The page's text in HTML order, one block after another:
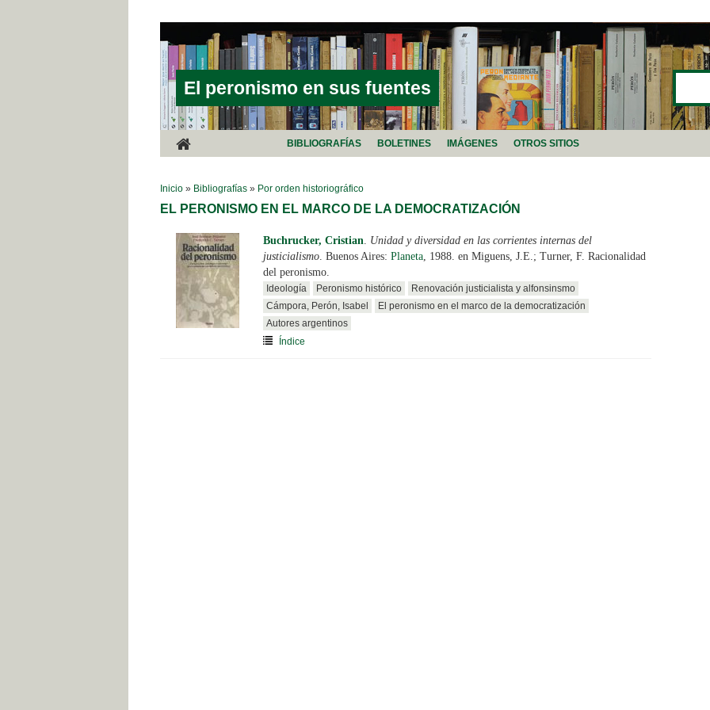
El peronismo en sus fuentes
Buscar
BIBLIOGRAFÍAS BOLETINES IMÁGENES OTROS SITIOS
SE ENCUENTRA USTED AQUÍ
Inicio » Bibliografías » Por orden historiográfico
EL PERONISMO EN EL MARCO DE LA DEMOCRATIZACIÓN
Buchrucker, Cristian. Unidad y diversidad en las corrientes internas del
justicialismo. Buenos Aires: Planeta, 1988. en Miguens, J.E.; Turner, F. Racionalidad
del peronismo.
Ideología Peronismo histórico
Renovación justicialista y alfonsinsmo
Cámpora, Perón, Isabel
El peronismo en el marco de la democratización
Autores argentinos
Índice